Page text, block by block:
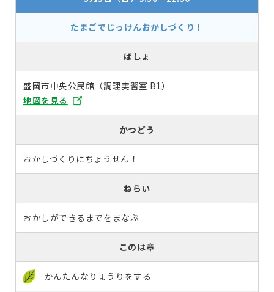
たまごでじっけんおかしづくり！
ばしょ
盛岡市中央公民館（調理実習室 B1）
地図を見る
かつどう
おかしづくりにちょうせん！
ねらい
おかしができるまでをまなぶ
このは章
かんたんなりょうりをする